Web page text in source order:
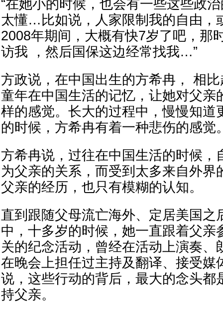
“在她小的时候，也会有一些这些政
太懂…比如说，人家限制我的自由，
2008年期间，大概有快7岁了吧，那
访我 ，然后国保这边经常找我…”
方政说，在中国出生的方希冉， 相
童年在中国生活的记忆，让她对父亲
样的感觉。长大的过程中，慢慢知道
的时候，方希冉有着一种悲伤的感觉
方希冉说，过往在中国生活的时候，
为父亲的关系，而受到太多来自外界
父亲的经历，也只有模糊的认知。
直到跟随父母流亡海外、定居美国之
中，十多岁的时候，她一直跟着父亲
关的纪念活动，曾经在活动上演奏、
在晚会上担任过主持及翻译、接受媒
说，这些行动的背后，最大的念头都
持父亲。